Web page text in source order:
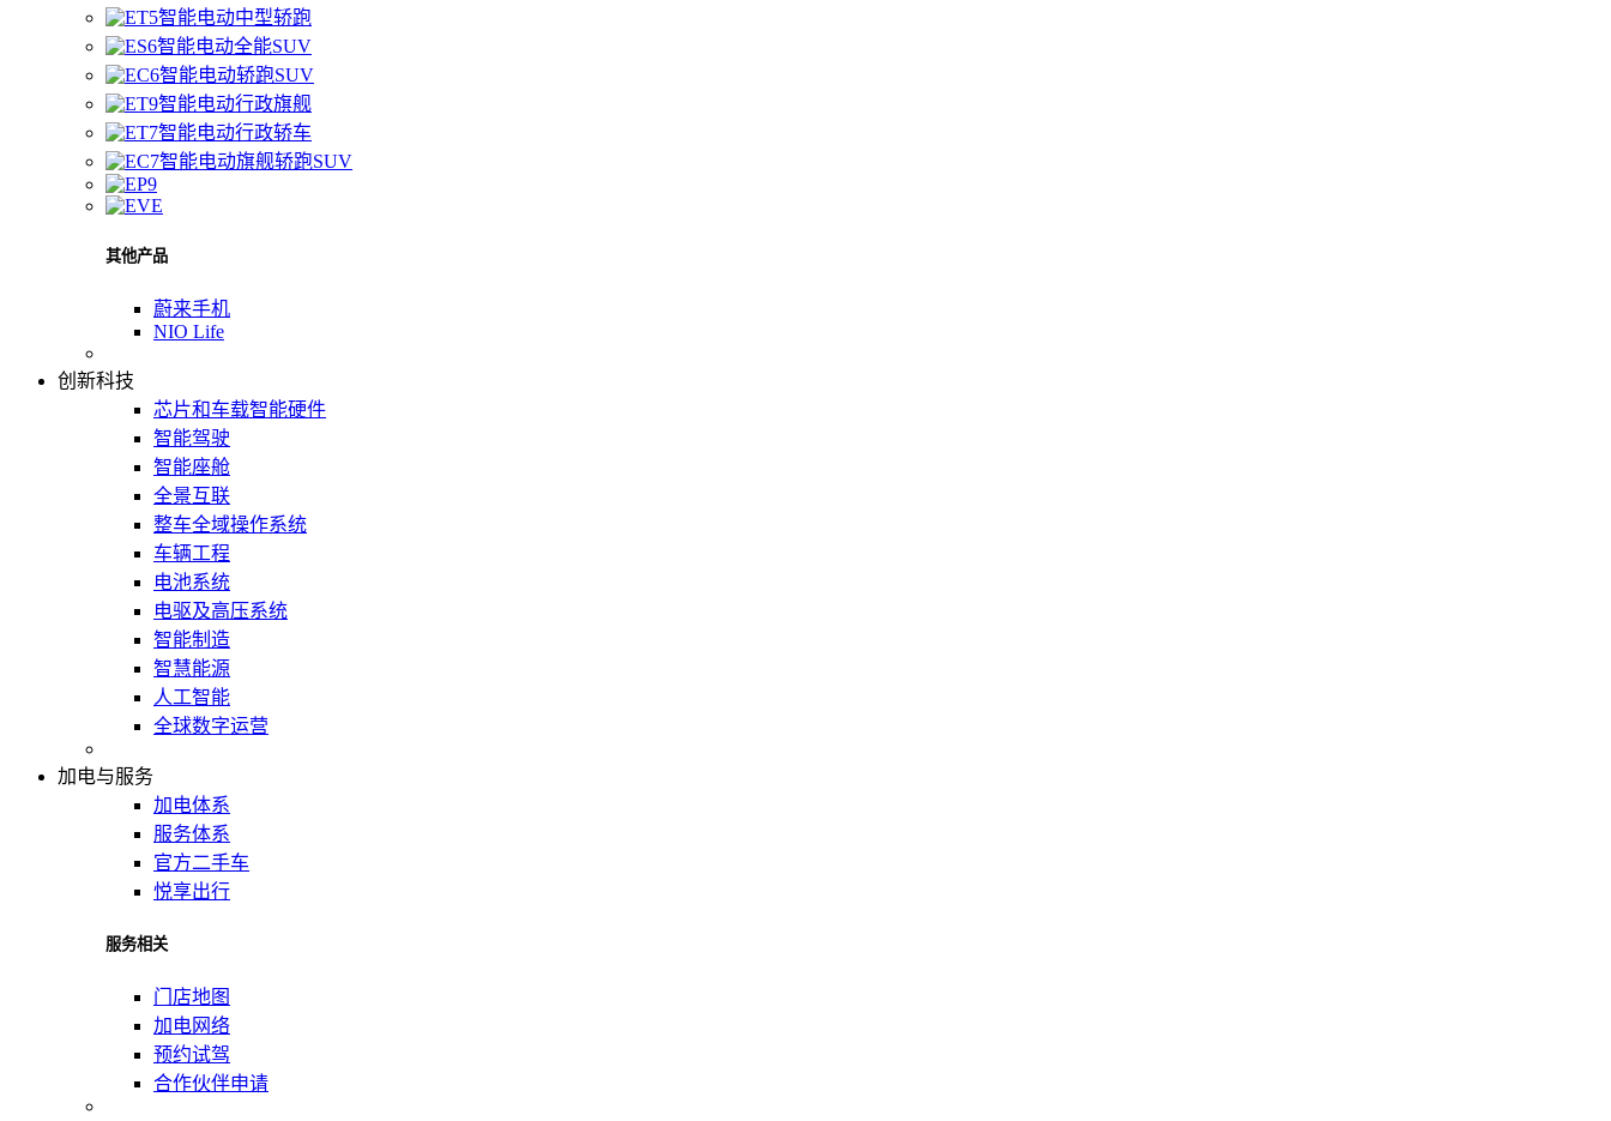
智能电动中型轿跑
智能电动全能SUV
智能电动轿跑SUV
智能电动行政旗舰
智能电动行政轿车
智能电动旗舰轿跑SUV
其他产品
蔚来手机
NIO Life
创新科技
芯片和车载智能硬件
智能驾驶
智能座舱
全景互联
整车全域操作系统
车辆工程
电池系统
电驱及高压系统
智能制造
智慧能源
人工智能
全球数字运营
加电与服务
加电体系
服务体系
官方二手车
悦享出行
服务相关
门店地图
加电网络
预约试驾
合作伙伴申请